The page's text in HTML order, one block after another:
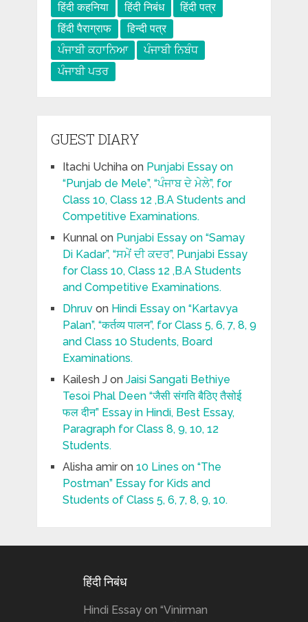
हिंदी कहनिया
हिंदी निबंध
हिंदी पत्र
हिंदी पैराग्राफ
हिन्दी पत्र
ਪੰਜਾਬੀ ਕਹਾਨਿਆ
ਪੰਜਾਬੀ ਨਿਬੰਧ
ਪੰਜਾਬੀ ਪਤਰ
GUEST DIARY
Itachi Uchihaon Punjabi Essay on
“Punjab de Mele”, “ਪੰਜਾਬ ਦੇ ਮੇਲੇ”, for
Class 10, Class 12 ,B.A Students and
Competitive Examinations.
Kunnalon Punjabi Essay on “Samay
Di Kadar”, “ਸਮੇਂ ਦੀ ਕਦਰ”, Punjabi Essay
for Class 10, Class 12 ,B.A Students
and Competitive Examinations.
Dhruvon Hindi Essay on “Kartavya
Palan”, “कर्तव्य पालन”, for Class 5, 6, 7, 8, 9
and Class 10 Students, Board
Examinations.
Kailesh Jon Jaisi Sangati Bethiye
Tesoi Phal Deen “जैसी संगति बैठिए तैसोई
फल दीन” Essay in Hindi, Best Essay,
Paragraph for Class 8, 9, 10, 12
Students.
Alisha amiron 10 Lines on “The
Postman” Essay for Kids and
Students of Class 5, 6, 7, 8, 9, 10.
हिंदी निबंध
Hindi Essay on “Vinirman